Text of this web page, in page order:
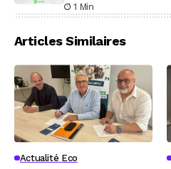
1 Min
Articles Similaires
Actualité Eco